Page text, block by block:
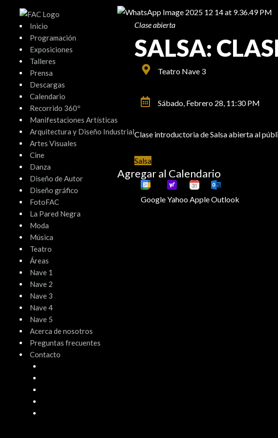
contenido
Inicio
Programación
Exposiciones
Talleres
Prensa
Descargas
Calendario
Recorrido 360º
Manifestaciones Artísticas
Arquitectura y Diseño Industrial
Artes Visuales
Cine
Danza
Diseño de Autor
Diseño gráfico
FotoFAC
La Pared Negra
Moda
Música
Teatro
Áreas
Nave 1
Nave 2
Nave 3
Nave 4
Nave 5
Acerca de nosotros
Preguntas frecuentes
Contacto
Clase abierta
SALSA:
Teatro Nave 3
Sábado, Febrero 28, 11:30 PM
Clase introductoria de Salsa abierta al
Salsa
Agregar al Calendario
GoogleYahooAppleOutlook